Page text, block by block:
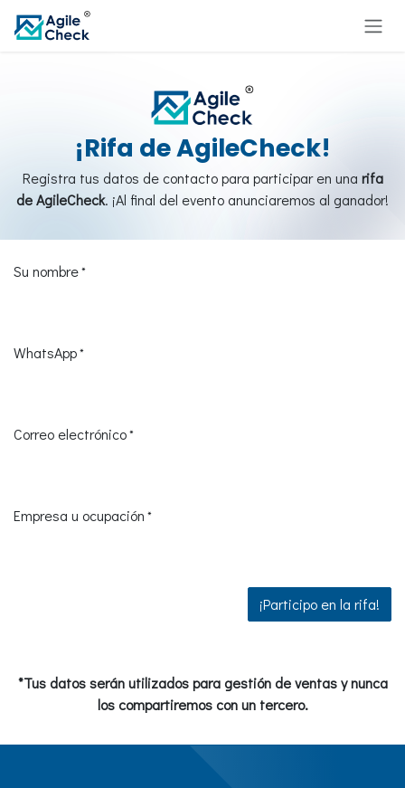
Ir al contenido
¡Rifa de AgileCheck!
Registra tus datos de contacto para participar en una rifa
de AgileCheck. ¡Al final del evento anunciaremos al ganador!
Su nombre*
WhatsApp*
Correo electrónico*
Empresa u ocupación *
¡Participo en la rifa!
*Tus datos serán utilizados para gestión de ventas y nunca
los compartiremos con un tercero.